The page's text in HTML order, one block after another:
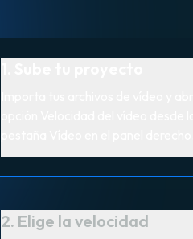
2. Elige la velocidad